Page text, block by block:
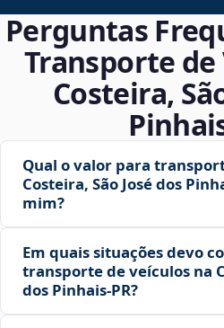
Perguntas
Transporte de
Costeira,
Qual o valor para
Costeira, São José dos
mim?
Em quais situações devo
transporte de veículos na
dos Pinhais‑PR?